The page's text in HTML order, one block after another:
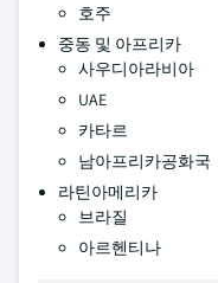
호주
중동 및 아프리카
사우디아라비아
UAE
카타르
남아프리카공화국
라틴아메리카
브라질
아르헨티나